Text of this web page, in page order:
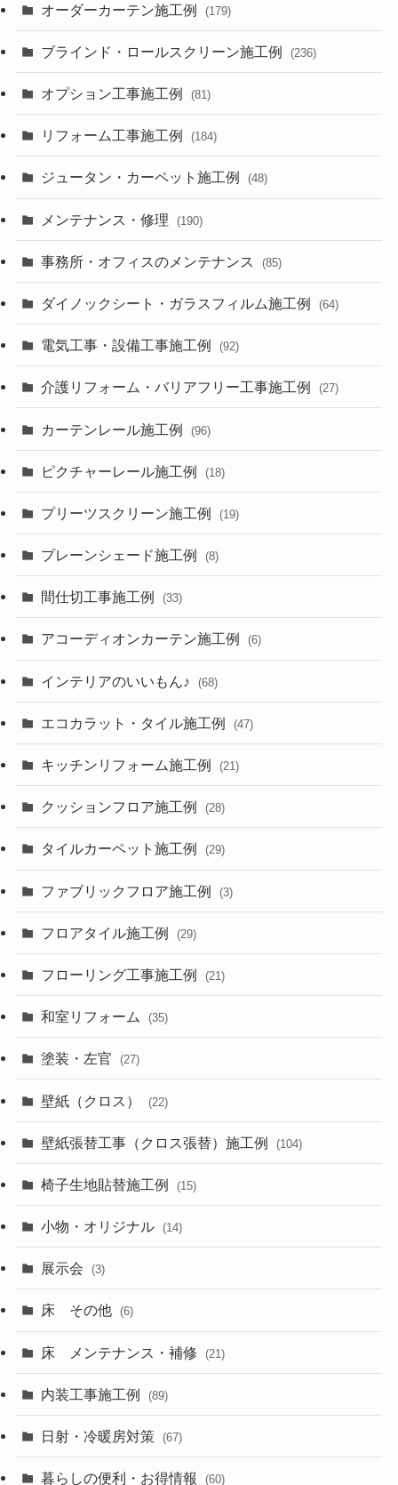
オーダーカーテン施工例 (179)
ブラインド・ロールスクリーン施工例 (236)
オプション工事施工例 (81)
リフォーム工事施工例 (184)
ジュータン・カーペット施工例 (48)
メンテナンス・修理 (190)
事務所・オフィスのメンテナンス (85)
ダイノックシート・ガラスフィルム施工例 (64)
電気工事・設備工事施工例 (92)
介護リフォーム・バリアフリー工事施工例 (27)
カーテンレール施工例 (96)
ピクチャーレール施工例 (18)
プリーツスクリーン施工例 (19)
プレーンシェード施工例 (8)
間仕切工事施工例 (33)
アコーディオンカーテン施工例 (6)
インテリアのいいもん♪ (68)
エコカラット・タイル施工例 (47)
キッチンリフォーム施工例 (21)
クッションフロア施工例 (28)
タイルカーペット施工例 (29)
ファブリックフロア施工例 (3)
フロアタイル施工例 (29)
フローリング工事施工例 (21)
和室リフォーム (35)
塗装・左官 (27)
壁紙（クロス） (22)
壁紙張替工事（クロス張替）施工例 (104)
椅子生地貼替施工例 (15)
小物・オリジナル (14)
展示会 (3)
床 その他 (6)
床 メンテナンス・補修 (21)
内装工事施工例 (89)
日射・冷暖房対策 (67)
暮らしの便利・お得情報 (60)